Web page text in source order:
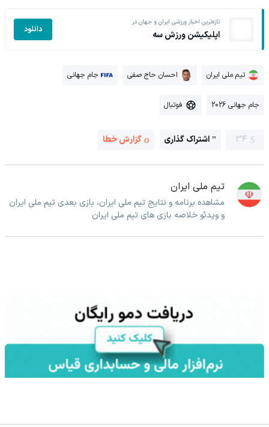
تازه‌ترین اخبار ورزشی ایران و جهان در
اپلیکیشن ورزش سه دانلود
تیم ملی ایران احسان حاج صفی جام جهانی
جام جهانی 2026 فوتبال
34 اشتراک گذاری گزارش خطا
تیم ملی ایران
مشاهده برنامه و نتایج تیم ملی ایران، بازی بعدی تیم ملی ایران
و ویدئو خلاصه بازی های تیم ملی ایران